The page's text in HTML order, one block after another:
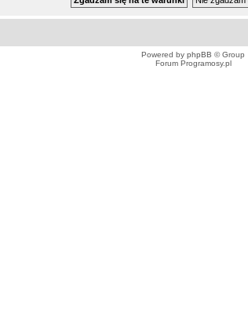
Powered by phpBB © Group
Forum Programosy.pl